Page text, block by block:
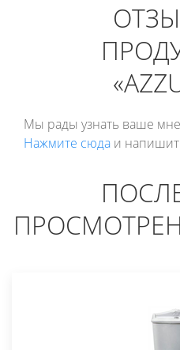
Мы рады узнать ваше
Нажмите сюда и